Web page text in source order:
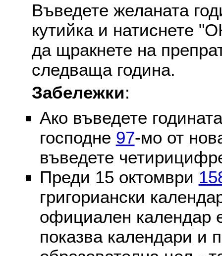
Въведете желаната
кутийка и натиснете
да щракнете на
следваща година.
Забележки:
Ако въведете
господне 97-мо от
въведете
Преди 15 октомври
григориански
официален календар
показва календари и